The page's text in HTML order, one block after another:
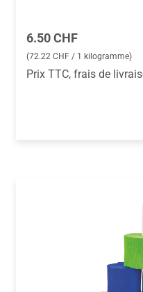
Prix régulier :
6.50 CHF
(72.22 CHF / 1 kilogramme)
Prix TTC, frais de